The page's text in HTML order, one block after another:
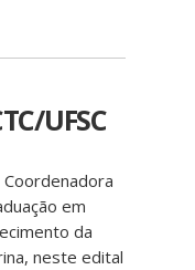
UFSC
em
da
neste edital